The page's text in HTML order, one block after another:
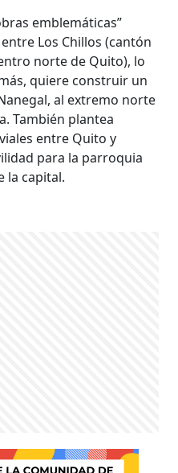
emblemáticas”
Los Chillos (cantón
norte de Quito), lo
quiere construir un
al extremo norte
También plantea
entre Quito y
para la parroquia
la capital.